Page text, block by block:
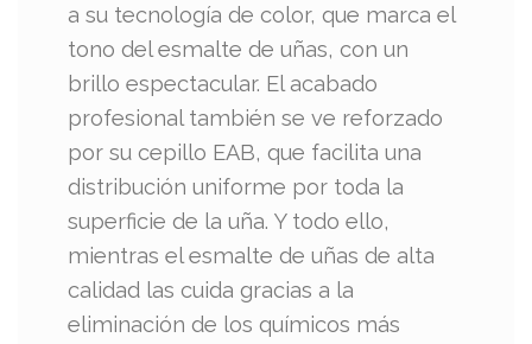
a su tecnología de color, que marca el
tono del esmalte de uñas, con un
brillo espectacular. El acabado
profesional también se ve reforzado
por su cepillo EAB, que facilita una
distribución uniforme por toda la
superficie de la uña. Y todo ello,
mientras el esmalte de uñas de alta
calidad las cuida gracias a la
eliminación de los químicos más